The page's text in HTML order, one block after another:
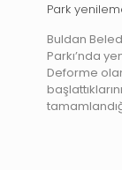
Park
Buldan
Parkı’nda
Deforme